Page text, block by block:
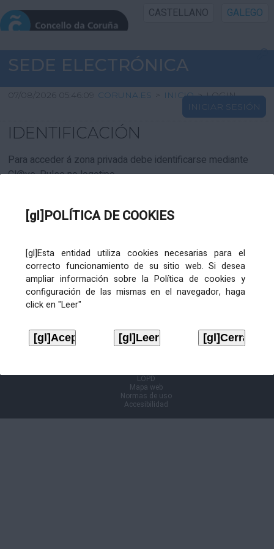
[gl]POLÍTICA DE COOKIES
[gl]Esta entidad utiliza cookies necesarias para el
correcto funcionamiento de su sitio web. Si desea
ampliar información sobre la Política de cookies y
configuración de las mismas en el navegador, haga
click en "Leer"
CASTELLANO GALEGO
INICIO SEDE
INICIO
INFORMACIÓN PÚBLICA
CARTAFOL CIDADÁN
SEDE ELECTRÓNICA
07/08/2026 05:46:09 CORUNA.ES > INICIO > LOGIN
INICIAR SESIÓN
IDENTIFICACIÓN
Para acceder á zona privada debe identificarse mediante
Cl@ve. Pulse no logotipo
LOPD
Mapa web
Normas de uso
Accesibilidad